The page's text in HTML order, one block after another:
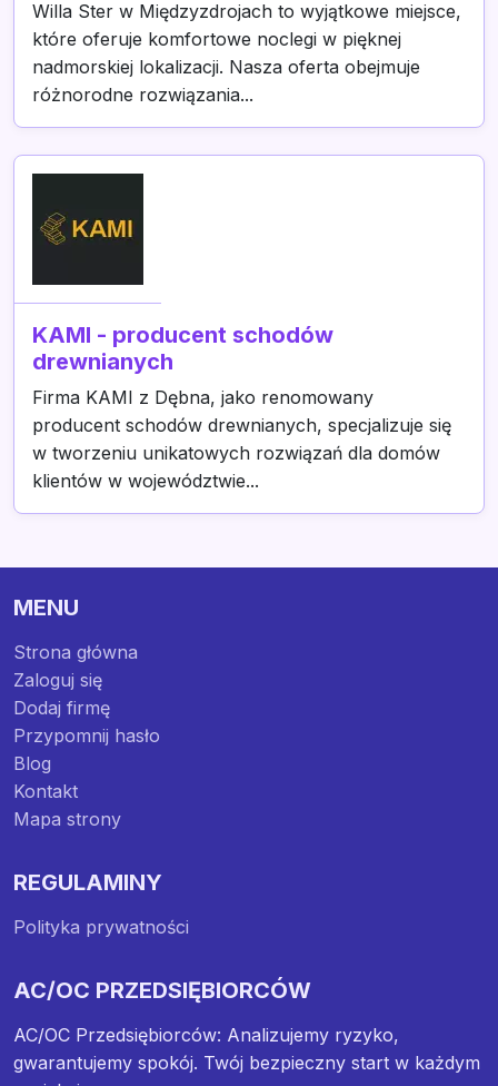
Willa Ster w Międzyzdrojach to wyjątkowe miejsce,
które oferuje komfortowe noclegi w pięknej
nadmorskiej lokalizacji. Nasza oferta obejmuje
różnorodne rozwiązania...
KAMI - producent schodów
drewnianych
Firma KAMI z Dębna, jako renomowany
producent schodów drewnianych, specjalizuje się
w tworzeniu unikatowych rozwiązań dla domów
klientów w województwie...
MENU
Strona główna
Zaloguj się
Dodaj firmę
Przypomnij hasło
Blog
Kontakt
Mapa strony
REGULAMINY
Polityka prywatności
AC/OC PRZEDSIĘBIORCÓW
AC/OC Przedsiębiorców: Analizujemy ryzyko,
gwarantujemy spokój. Twój bezpieczny start w każdym